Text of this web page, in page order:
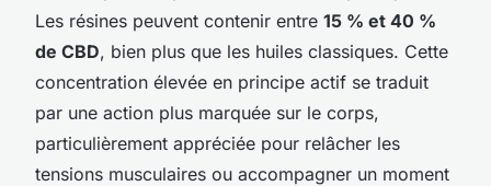
Les résines peuvent contenir entre 15 % et 40 %
de CBD, bien plus que les huiles classiques. Cette
concentration élevée en principe actif se traduit
par une action plus marquée sur le corps,
particulièrement appréciée pour relâcher les
tensions musculaires ou accompagner un moment